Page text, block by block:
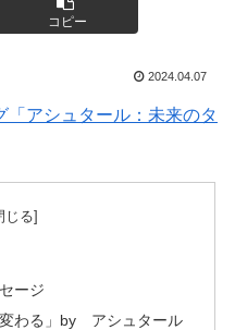
コピー
2024.04.07
アシュタール：未来のタ
ージ
変わる」by アシュタール